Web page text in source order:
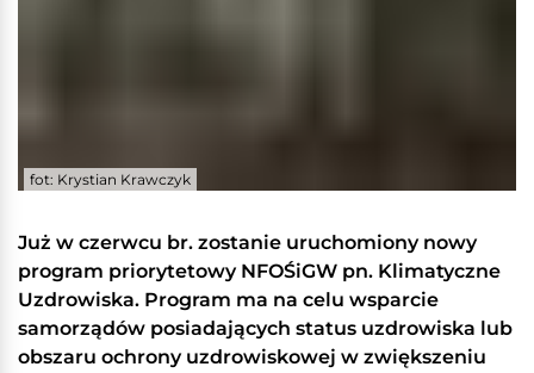
fot: Krystian Krawczyk
Już w czerwcu br. zostanie uruchomiony nowy
program priorytetowy NFOŚiGW pn. Klimatyczne
Uzdrowiska. Program ma na celu wsparcie
samorządów posiadających status uzdrowiska lub
obszaru ochrony uzdrowiskowej w zwiększeniu